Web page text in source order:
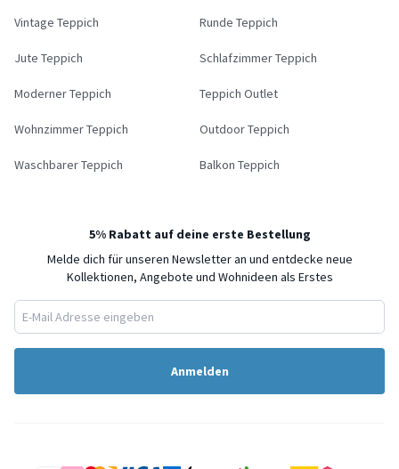
Vintage Teppich Runde Teppich
Jute Teppich Schlafzimmer Teppich
Moderner Teppich Teppich Outlet
Wohnzimmer Teppich Outdoor Teppich
Waschbarer Teppich Balkon Teppich
5% Rabatt auf deine erste Bestellung
Melde dich für unseren Newsletter an und entdecke neue
Kollektionen, Angebote und Wohnideen als Erstes
Anmelden